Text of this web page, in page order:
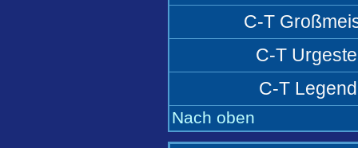
C-T
C-T
C-T
Nach oben